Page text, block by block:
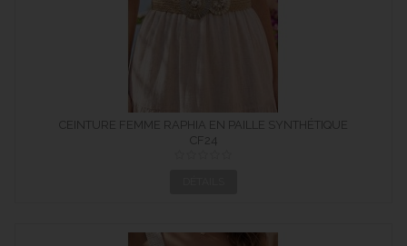
CEINTURE FEMME RAPHIA EN PAILLE SYNTHÉTIQUE
ÉLASTIQUÉ...
CF24